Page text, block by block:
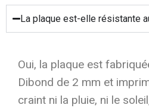
La plaque est-elle résistante
Oui, la plaque est
Dibond de 2 mm et
craint ni la pluie, ni le